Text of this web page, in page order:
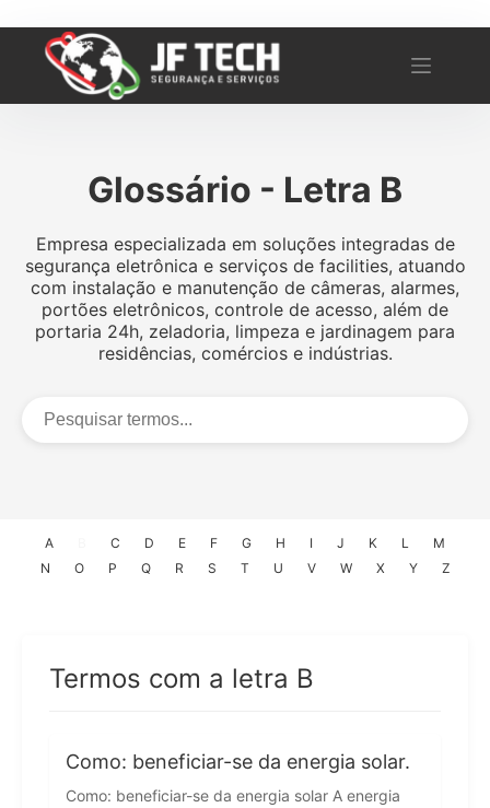
para
conteúdo
Glossário - Letra B
Empresa especializada em soluções integradas de
segurança eletrônica e serviços de facilities, atuando
com instalação e manutenção de câmeras, alarmes,
portões eletrônicos, controle de acesso, além de
portaria 24h, zeladoria, limpeza e jardinagem para
residências, comércios e indústrias.
A C D E F G H I J K L
M
N
O P Q R S T U V W X Y Z
Termos com a letra B
Como: beneficiar-se da energia solar.
Como: beneficiar-se da energia solar A energia